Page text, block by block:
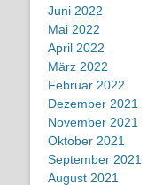
Juni 2022
Mai 2022
April 2022
März 2022
Februar 2022
Dezember 2021
November 2021
Oktober 2021
September 2021
August 2021